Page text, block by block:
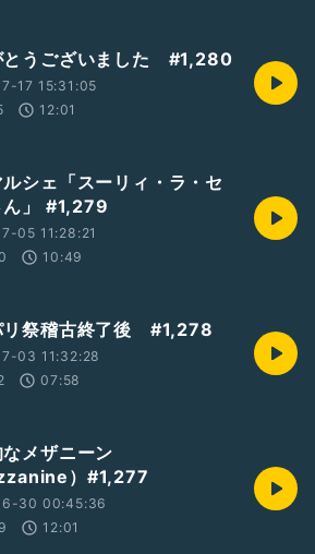
とうございました #1,280
17 15:31:05
12:01
シェ「スーリィ・ラ・セ
ん」 #1,279
05 11:28:21
10:49
リ祭稽古終了後 #1,278
03 11:32:28
07:58
メザニーン
）#1,277
30 00:45:36
12:01